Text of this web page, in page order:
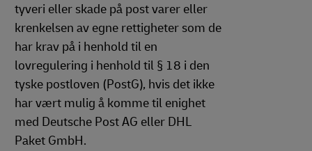
tyveri eller skade på post varer eller
krenkelsen av egne rettigheter som de
har krav på i henhold til en
lovregulering i henhold til § 18 i den
tyske postloven (PostG), hvis det ikke
har vært mulig å komme til enighet
med Deutsche Post AG eller DHL
Paket GmbH.